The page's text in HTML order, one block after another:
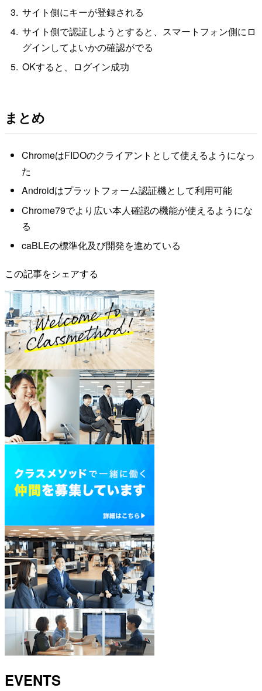
サイト側にキーが登録される
サイト側で認証しようとすると、スマートフォン側にロ
グインしてよいかの確認がでる
OKすると、ログイン成功
まとめ
ChromeはFIDOのクライアントとして使えるようになっ
た
Androidはプラットフォーム認証機として利用可能
Chrome79でより広い本人確認の機能が使えるようにな
る
caBLEの標準化及び開発を進めている
この記事をシェアする
EVENTS